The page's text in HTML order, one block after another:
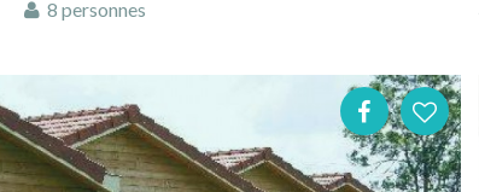
8 personnes